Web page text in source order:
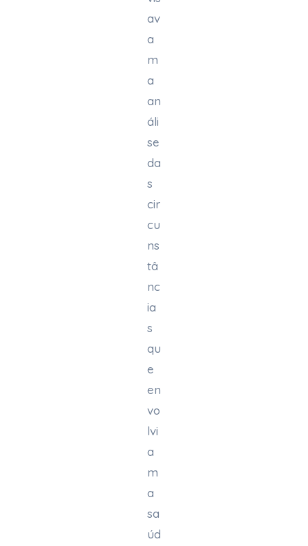
av
a
m
a
an
áli
se
da
s
cir
cu
ns
tâ
nc
ia
s
qu
e
en
vo
lvi
a
m
a
sa
úd